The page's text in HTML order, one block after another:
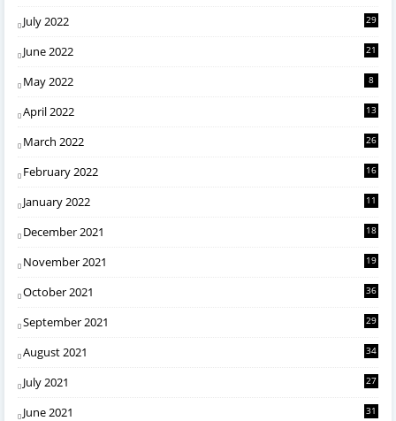
July 2022 29
June 2022 21
May 2022 8
April 2022 13
March 2022 26
February 2022 16
January 2022 11
December 2021 18
November 2021 19
October 2021 36
September 2021 29
August 2021 34
July 2021 27
June 2021 31